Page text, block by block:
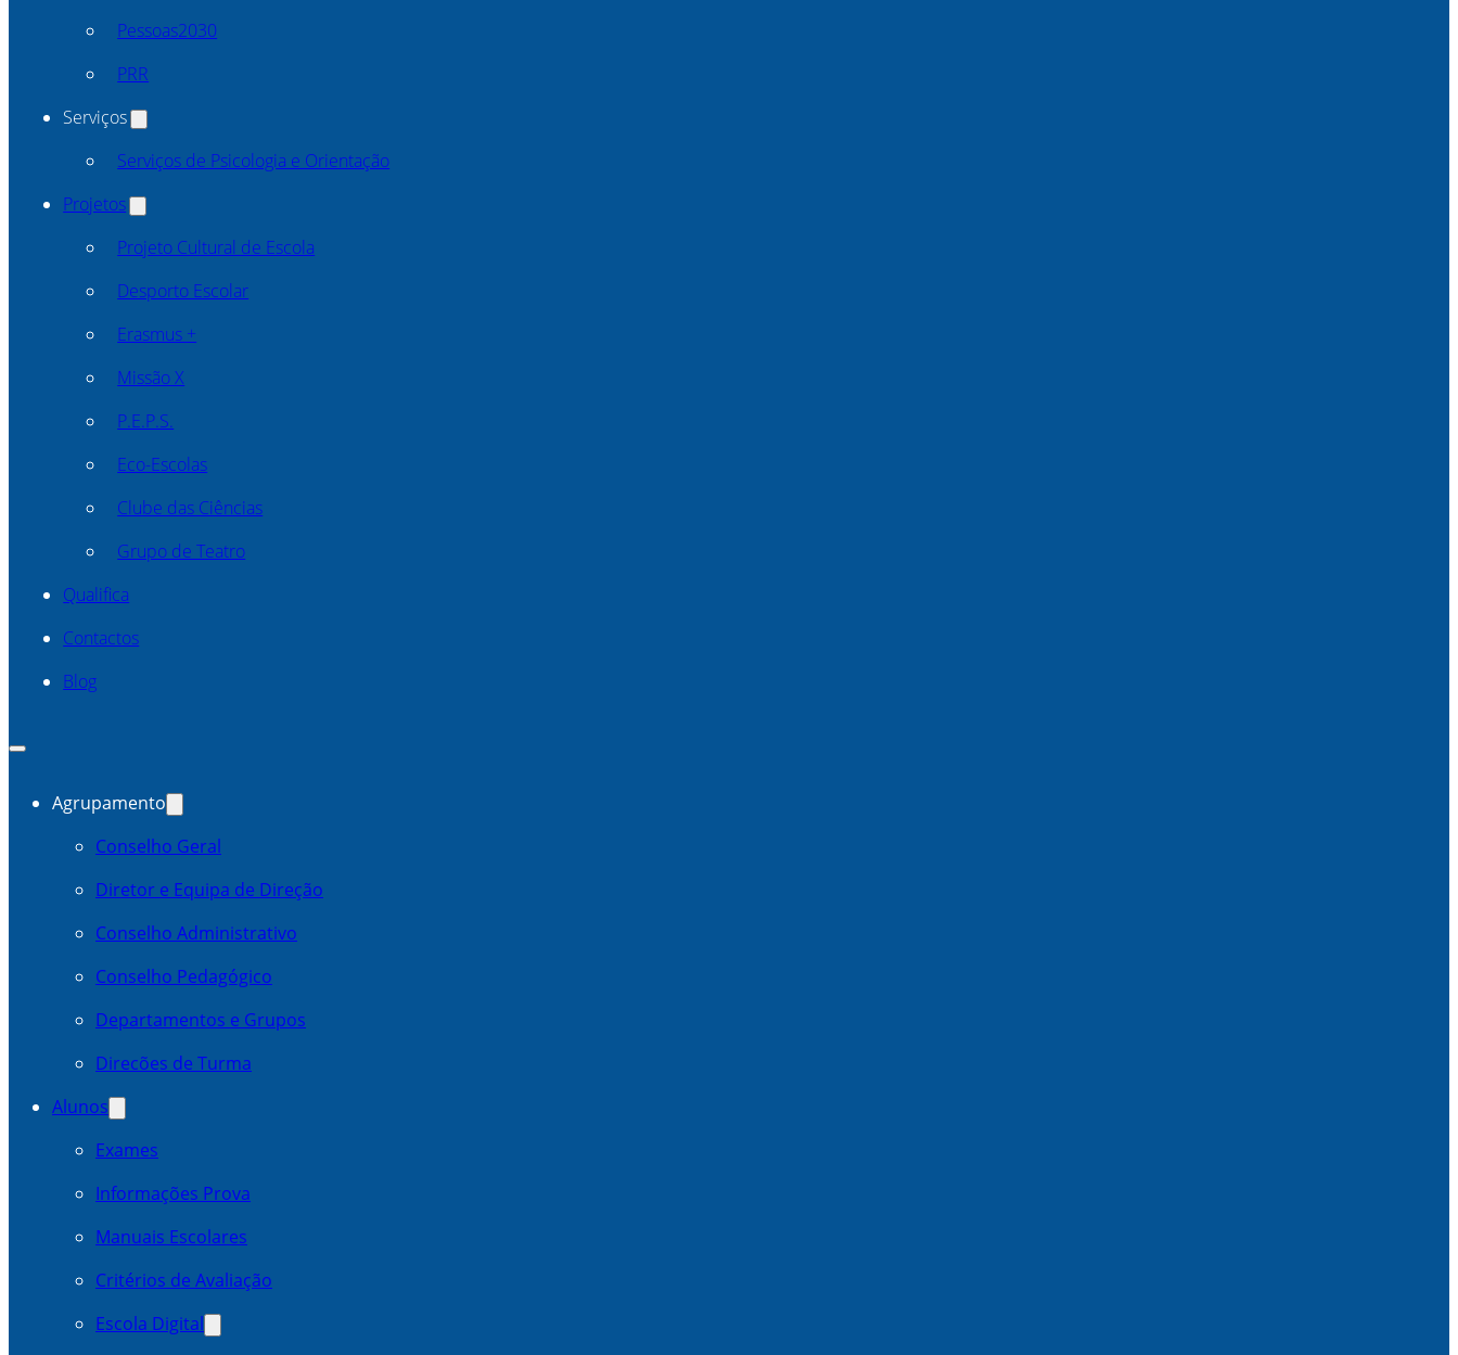
Pessoas2030
PRR
Serviços
Serviços de Psicologia e Orientação
Projetos
Projeto Cultural de Escola
Desporto Escolar
Erasmus +
Missão X
P.E.P.S.
Eco-Escolas
Clube das Ciências
Grupo de Teatro
Qualifica
Contactos
Blog
Agrupamento
Conselho Geral
Diretor e Equipa de Direção
Conselho Administrativo
Conselho Pedagógico
Departamentos e Grupos
Direcões de Turma
Alunos
Exames
Informações Prova
Manuais Escolares
Critérios de Avaliação
Escola Digital